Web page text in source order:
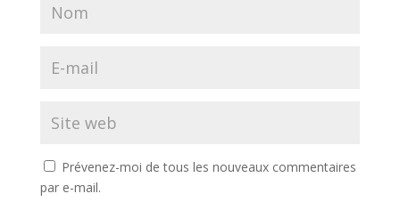
Prévenez-moi de tous les nouveaux commentaires
par e-mail.